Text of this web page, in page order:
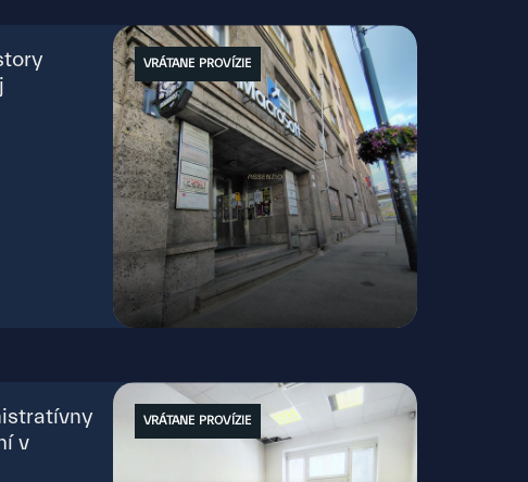
Štefánikova, Bratislava - Staré Mesto
VRÁTANE PROVÍZIE
Štefánikova, Bratislava - Staré Mesto
v
VRÁTANE PROVÍZIE